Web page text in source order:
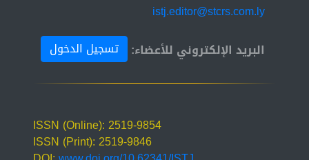
istj.editor@stcrs.com.ly
البريد الإلكتروني للأعضاء:
تسجيل الدخول
ISSN (Online): 2519-9854
ISSN (Print): 2519-9846